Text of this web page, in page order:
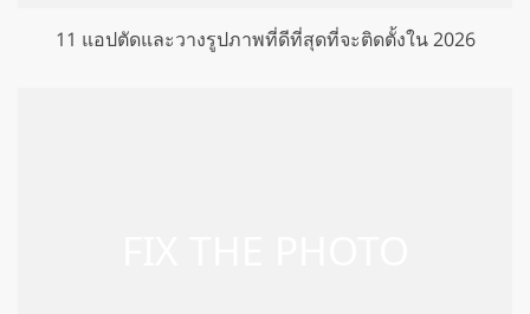
11 แอปตัดและวางรูปภาพที่ดีที่สุดที่จะติดตั้งใน 2026